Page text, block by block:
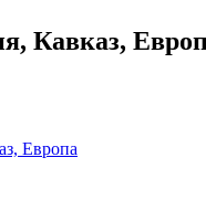
Кавказ,
Европа